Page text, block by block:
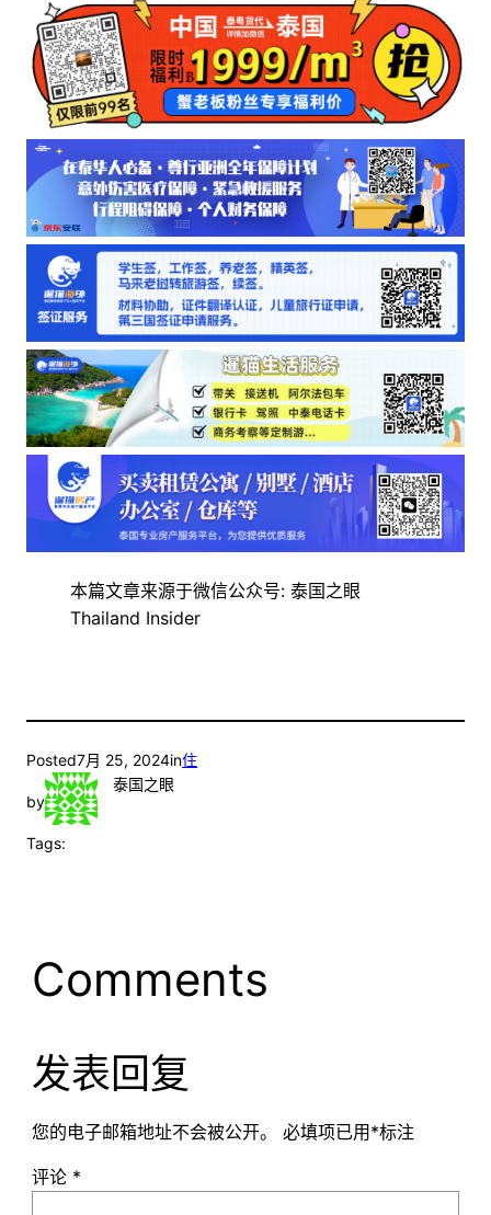
本篇文章来源于微信公众号: 泰国之眼
Thailand Insider
Posted7月 25, 2024in住
by
泰国之眼
Tags:
Comments
发表回复
您的电子邮箱地址不会被公开。 必填项已用*标注
评论 *